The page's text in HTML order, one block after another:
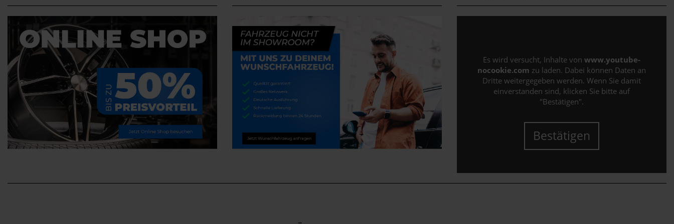
Es wird versucht, Inhalte von www.youtube-
nocookie.com zu laden. Dabei können Daten an
Dritte weitergegeben werden. Wenn Sie damit
einverstanden sind, klicken Sie bitte auf
"Bestätigen".
Bestätigen